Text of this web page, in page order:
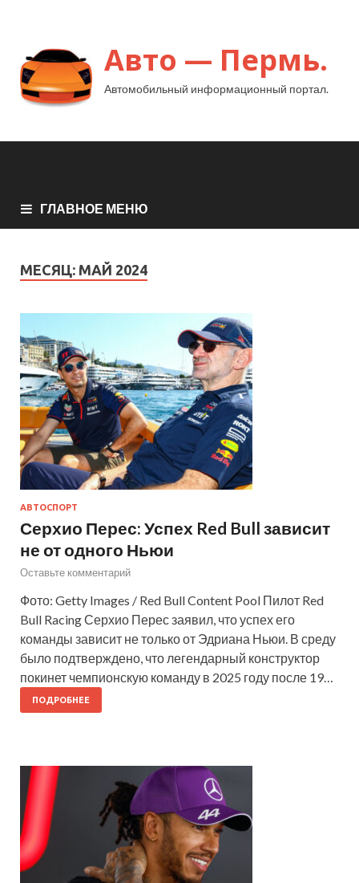
Авто — Пермь.
Автомобильный информационный портал.
ГЛАВНОЕ МЕНЮ
МЕСЯЦ: МАЙ 2024
АВТОСПОРТ
Серхио Перес: Успех Red Bull зависит
не от одного Ньюи
Оставьте комментарий
Фото: Getty Images / Red Bull Content Pool Пилот Red
Bull Racing Серхио Перес заявил, что успех его
команды зависит не только от Эдриана Ньюи. В среду
было подтверждено, что легендарный конструктор
покинет чемпионскую команду в 2025 году после 19…
ПОДРОБНЕЕ